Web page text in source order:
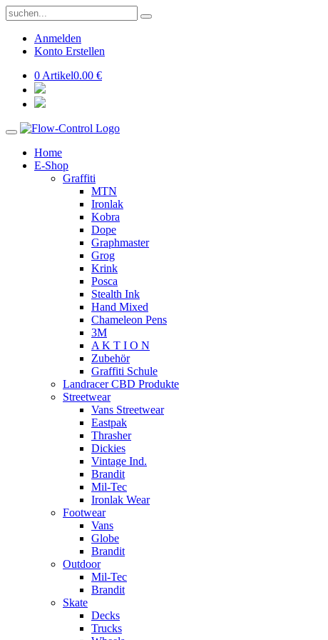
Anmelden
Konto Erstellen
0 Artikel0.00 €
Home
E-Shop
Graffiti
MTN
Ironlak
Kobra
Dope
Graphmaster
Grog
Krink
Posca
Stealth Ink
Hand Mixed
Chameleon Pens
3M
A K T I O N
Zubehör
Graffiti Schule
Landracer CBD Produkte
Streetwear
Vans Streetwear
Eastpak
Thrasher
Dickies
Vintage Ind.
Brandit
Mil-Tec
Ironlak Wear
Footwear
Vans
Globe
Brandit
Outdoor
Mil-Tec
Brandit
Skate
Decks
Trucks